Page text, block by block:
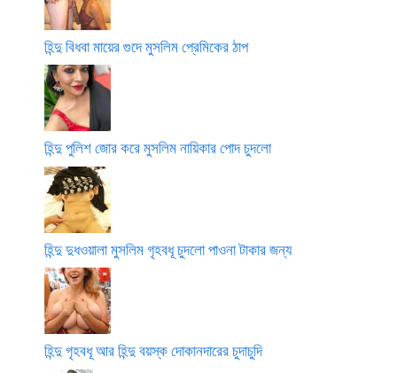
হিন্দু বিধবা মায়ের গুদে মুসলিম প্রেমিকের ঠাপ
হিন্দু পুলিশ জোর করে মুসলিম নায়িকার পোদ চুদলো
হিন্দু দুধওয়ালা মুসলিম গৃহবধূ চুদলো পাওনা টাকার জন্য
হিন্দু গৃহবধূ আর হিন্দু বয়স্ক দোকানদারের চুদাচুদি